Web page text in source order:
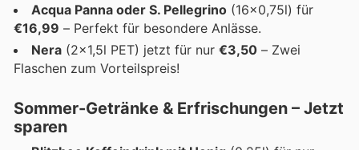
Acqua Panna oder S. Pellegrino (16x0,75l) für
€16,99 – Perfekt für besondere Anlässe.
Nera (2x1,5l PET) jetzt für nur €3,50 – Zwei
Flaschen zum Vorteilspreis!
Sommer-Getränke & Erfrischungen – Jetzt
sparen